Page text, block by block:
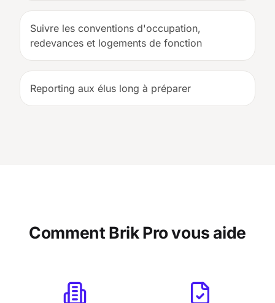
Suivre les conventions d'occupation,
redevances et logements de fonction
Reporting aux élus long à préparer
Comment Brik Pro vous aide